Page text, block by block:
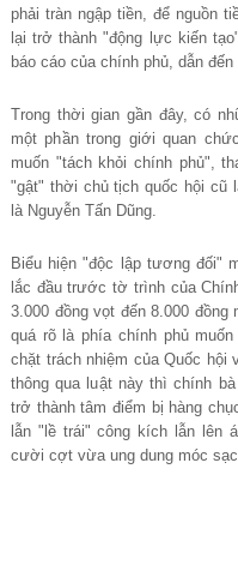
phải tràn ngập tiền, để nguồn ti
ại trở thành "động l ực kiến tạ
báo cáo của chính phủ, dẫn đến
Trong thời gian gần đây, có nh
một phần trong giới quan chứ
muốn "tách khỏi chính phủ",
"gật" thời chủtịch quốc hội cũ
là Nguyễn Tấn Dũng.
Biểu hiện "độc l ập tương đối"
ắc đầu trước tờ trình của
3.000 đồng vọt đến 8.000 đồng
quá rõ là phía chính phủmuốn
chặt trách nhiệm của Quốc hội
thông qua luật này thì chính
trở thành tâm điểm bị hàng chụ
ẫn "l ềtrái" công kích l ẫn lên
cười cợt vừa ung dung móc sạ